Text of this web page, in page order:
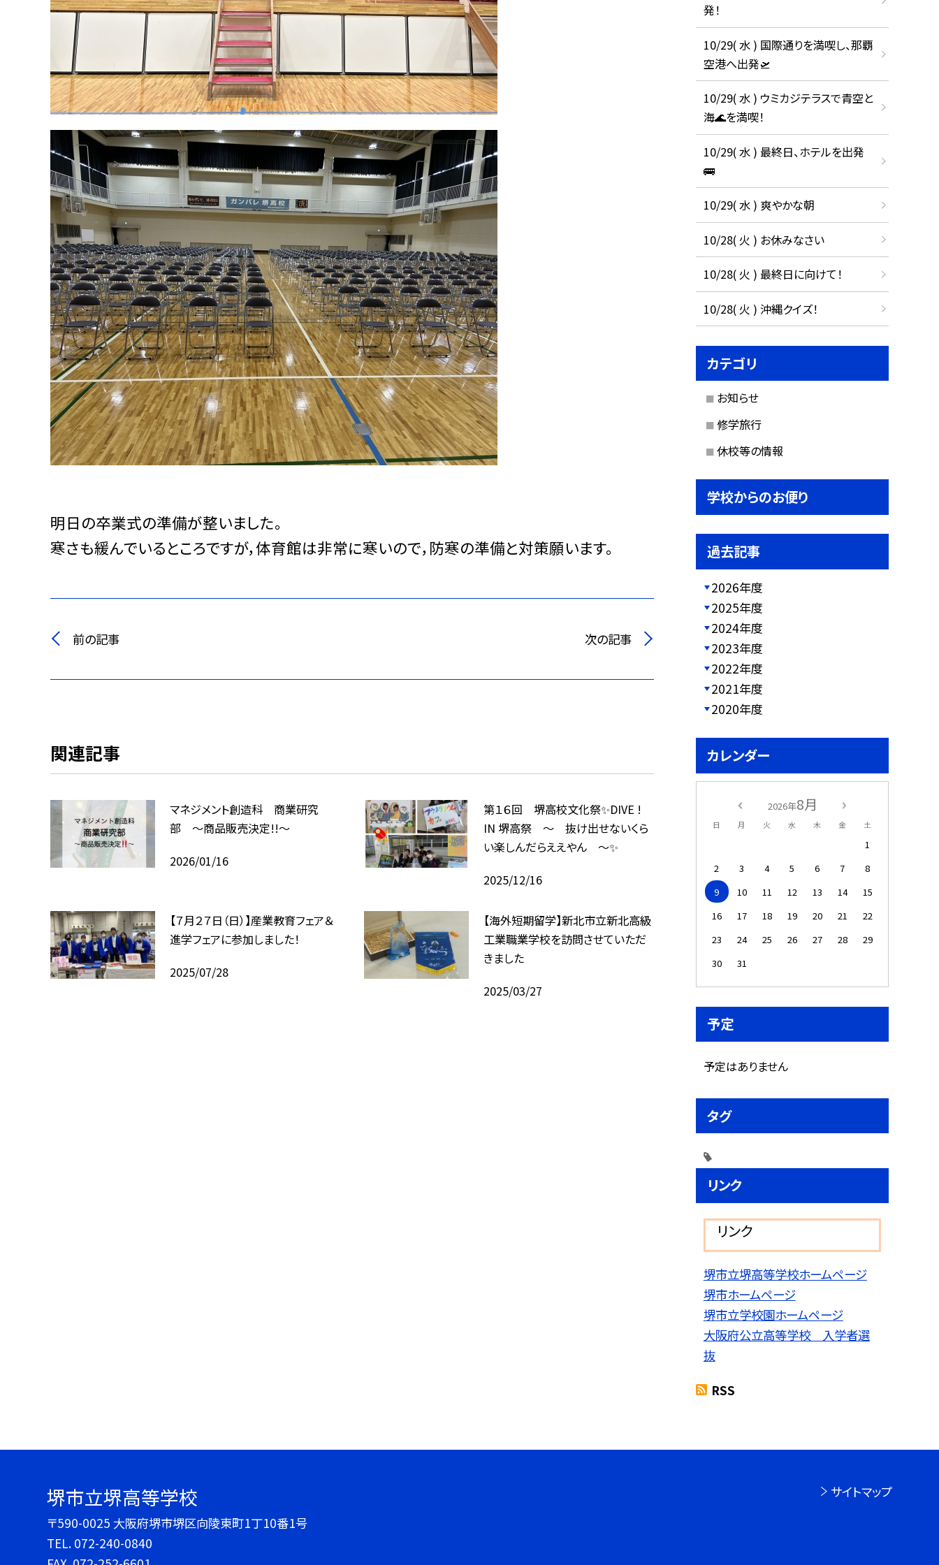
明日の卒業式の準備が整いました。
寒さも緩んでいるところですが，体育館は非常に寒いので，防寒の準備と対策願います。
前の記事 次の記事
関連記事
マネジメント創造科 商業研究
部 ～商品販売決定!!～
2026/01/16
第１６回 堺高校文化祭✨DIVE !
IN 堺高祭 ～ 抜け出せないくら
い楽しんだらええやん ～✨
2025/12/16
【７月２７日（日）】産業教育フェア＆
進学フェアに参加しました！
2025/07/28
【海外短期留学】新北市立新北高級
工業職業学校を訪問させていただ
きました
2025/03/27
発！
10/29( 水 ) 国際通りを満喫し、那覇
空港へ出発🛫
10/29( 水 ) ウミカジテラスで青空と
海🌊を満喫！
10/29( 水 ) 最終日、ホテルを出発
🚌
10/29( 水 ) 爽やかな朝
10/28( 火 ) お休みなさい
10/28( 火 ) 最終日に向けて！
10/28( 火 ) 沖縄クイズ！
カテゴリ
お知らせ
修学旅行
休校等の情報
学校からのお便り
過去記事
2026年度
2025年度
2024年度
2023年度
2022年度
2021年度
2020年度
カレンダー
2026年8月
日 月 火 水 木 金 土
1
2
3 4 5 6 7
8
9
10 11 12 13 14
15
16
17 18 19 20 21
22
23
24 25 26 27 28
29
30
31
予定
予定はありません
タグ
リンク
リンク
堺市立堺高等学校ホームページ
堺市ホームページ
堺市立学校園ホームページ
大阪府公立高等学校 入学者選
抜
RSS
堺市立堺高等学校
〒590-0025 大阪府堺市堺区向陵東町1丁10番1号
TEL. 072-240-0840
サイトマップ